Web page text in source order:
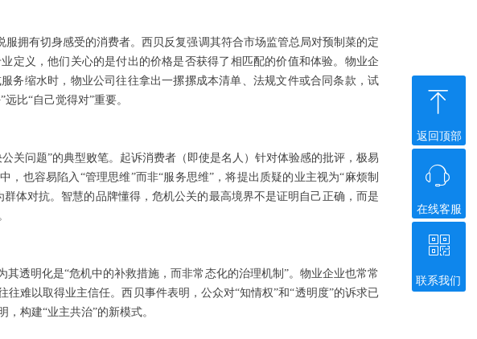
服拥有切身感受的消费者。西贝反复强调其符合市场监管总局对预制菜的定
定义，他们关心的是付出的价格是否获得了相匹配的价值和体验。物业企
缩水时，物业公司往往拿出一摞摞成本清单、法规文件或合同条款，试
比“自己觉得对”重要。
关问题”的典型败笔。起诉消费者（即使是名人）针对体验感的批评，极易
也容易陷入“管理思维”而非“服务思维”，将提出质疑的业主视为“麻烦制
体对抗。智慧的品牌懂得，危机公关的最高境界不是证明自己正确，而是
透明化是“危机中的补救措施，而非常态化的治理机制”。物业企业也常常
难以取得业主信任。西贝事件表明，公众对“知情权”和“透明度”的诉求已
构建“业主共治”的新模式。
在线客服
ꁱ
返回顶部
ꁸ
联系我们
ꀥ
微信二维码